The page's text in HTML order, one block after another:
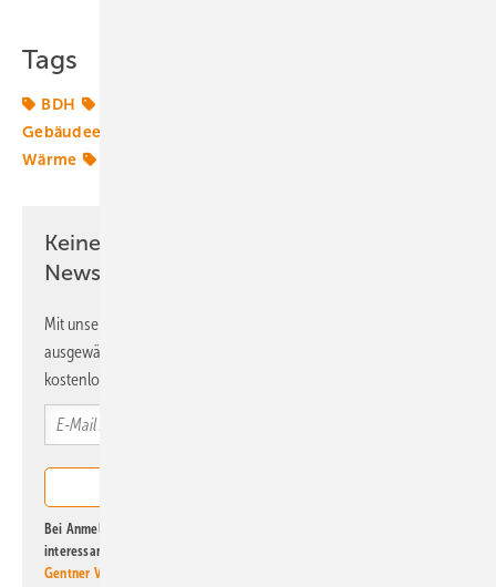
Tags
BDH
Gebäudeenergiegesetz
Wärme
Keine Zeit? Kein Problem mit dem ERE
Newsletter!
Mit unserem Newsletter erhalten Sie regelmäßig von uns
ausgewählte Informationen und Neuigkeiten, gebündelt und
kostenlos direkt ins Postfach.
Bei Anmeldung zu diesem Newsletter bin ich damit einverstanden, über
interessante Verlags- und Online-Angebote
Gentner Verlag GmbH & Co. KG